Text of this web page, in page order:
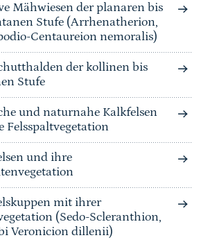
Mähwiesen der planaren bis
Stufe (Arrhenatherion,
Centaureion nemoralis)
der kollinen bis
Stufe
und naturnahe Kalkfelsen
Felsspaltvegetation
und ihre
mit ihrer
(Sedo-Scleranthion,
Veronicion dillenii)